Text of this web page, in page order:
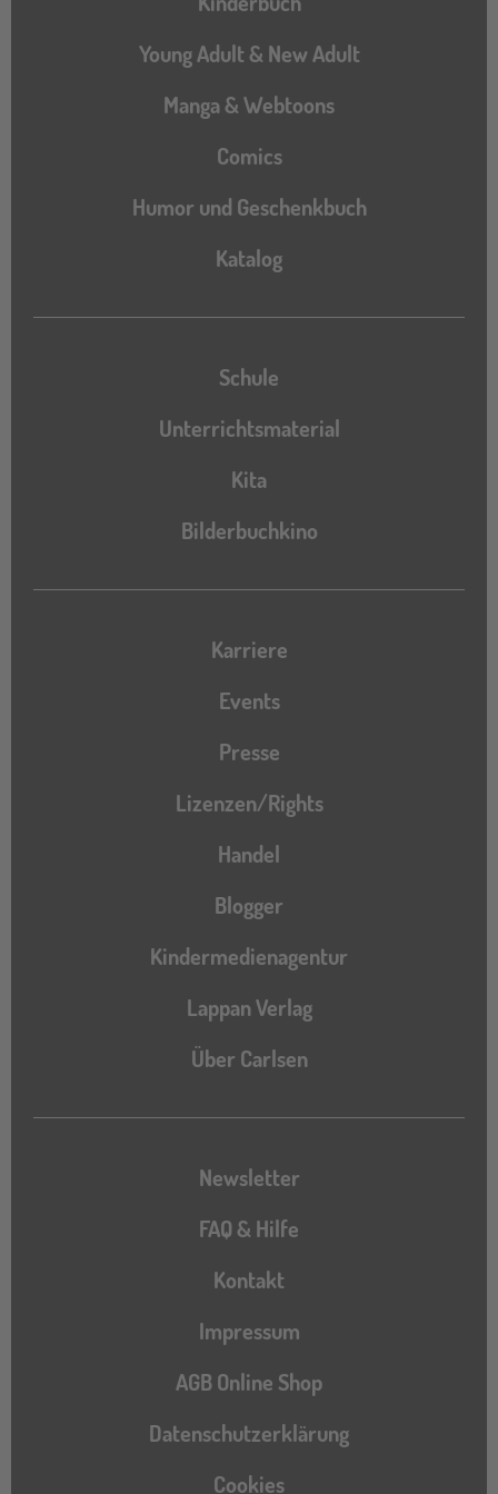
Young Adult & New Adult
Manga & Webtoons
Comics
Humor und Geschenkbuch
Katalog
Katalog
Schule
Unterrichtsmaterial
Kita
Bilderbuchkino
Karriere
Events
Presse
Lizenzen/Rights
Handel
Blogger
Kindermedienagentur
Lappan Verlag
Über Carlsen
Newsletter
FAQ & Hilfe
Kontakt
Impressum
AGB Online Shop
Datenschutzerklärung
Cookies